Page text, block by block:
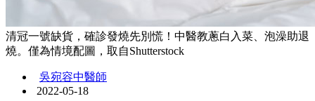
清冠一號缺貨，確診發燒先別慌！中醫教蔥白入菜、泡澡助退
燒。僅為情境配圖，取自Shutterstock
吳宛容中醫師
2022-05-18